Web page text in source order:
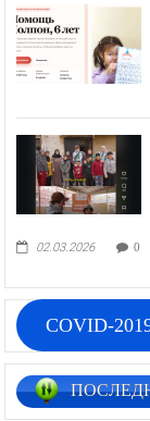
02.03.2026 0
COVID-